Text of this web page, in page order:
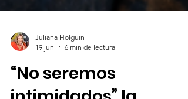
Juliana Holguin